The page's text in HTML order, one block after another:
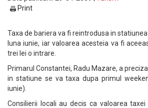
Print
Taxa de bariera va fi reintrodusa in
luna iunie, iar valoarea acesteia va fi
trei lei o intrare.
Primarul Constantei, Radu Mazare, a
in statiune se va taxa dupa primul
iunie).
Consilierii locali au decis ca valoarea